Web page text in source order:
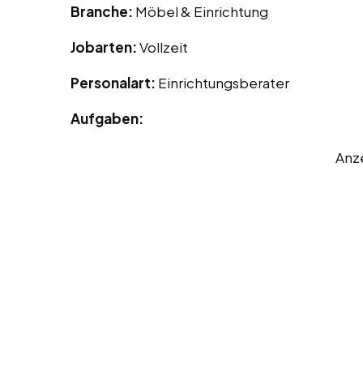
Branche: Möbel & Einrichtung
Jobarten:Vollzeit
Personalart: Einrichtungsberater
Aufgaben: